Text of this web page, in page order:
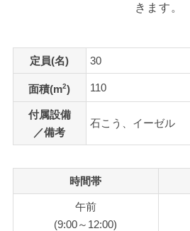
きます。
定員(名) 30
面積(m2) 110
付属設備
／備考
石こう、イーゼル
時間帯
午前
(9:00～12:00)